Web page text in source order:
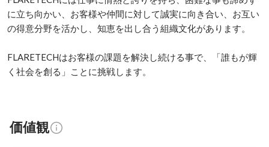
に立ち向かい、お客様や仲間に対して誠実に向き合い、お互い
の得意分野を活かし、知恵を出し合う組織文化があります。
FLARETECHはお客様の課題を解決し続ける事で、「誰もが輝
く社会を創る」ことに挑戦します。
価値観